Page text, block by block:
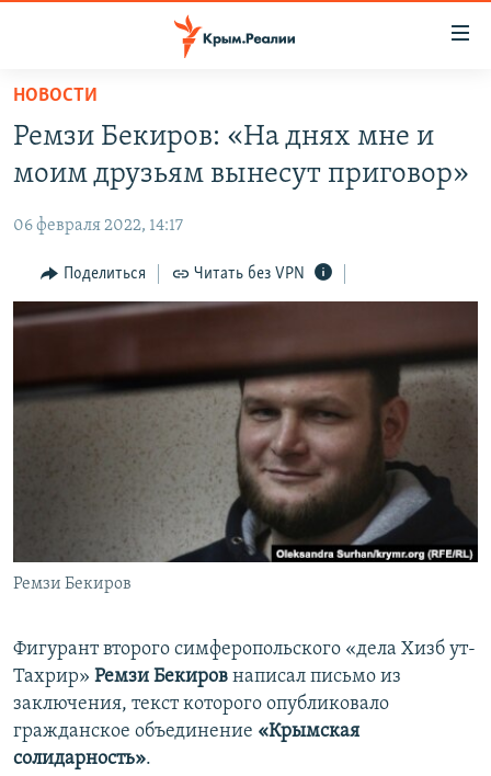
Вернуться
основному
содержанию
навигации
Вернутся
КАРТА ВОЕННЫХ ОБЪЕКТОВ КРЫМА
11 ЛЕТ ОККУПАЦИИ КРЫМА. 11 ИСТОРИЙ СОПРОТИВЛЕНИЯ
ИСТОРИЯ
ЕЩЕ
ИНТЕРАКТИВ
ТЕЛЕПРОЕКТ КРЫМ.РЕАЛИИ
СОВЕТЫ ПРАВОЗАЩИТНИКОВ
ПОБЕДИТЕЛЕЙ НЕ СУДЯТ?
КРЫМ.НЕПОКОРЕННЫЙ
ELIFBE
РАДІО СВОБОДА
Все сайты RFE/RL
НОВОСТИ
Ремзи Бекиров: «На днях мне и
моим друзьям вынесут приговор»
06 февраля 2022, 14:17
Поделиться Читать без VPN
Ремзи Бекиров
Фигурант второго симферопольского «дела Хизб ут-
Тахрир» Ремзи Бекиров написал письмо из
заключения, текст которого опубликовало
гражданское объединение «Крымская
солидарность».